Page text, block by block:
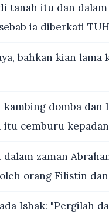
tanah itu dan
ia diberkati
bahkan kian lama
domba dan
itu cemburu
zaman
orang Filistin
Ishak: "Pergilah